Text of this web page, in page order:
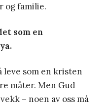
og familie.
som en
som en kristen
måter. Men Gud
– noen av oss må